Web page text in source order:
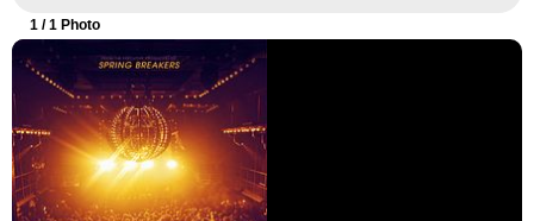
1 / 1 Photo